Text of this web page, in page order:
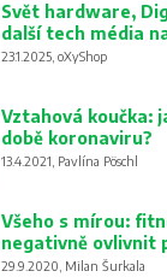
Svět hardware,
další tech média
23.1.2025, oXyShop
Vztahová koučka:
době koronaviru?
13.4.2021, Pavlína Pöschl
Všeho s mírou:
negativně ovlivnit
29.9.2020, Milan Šurkala